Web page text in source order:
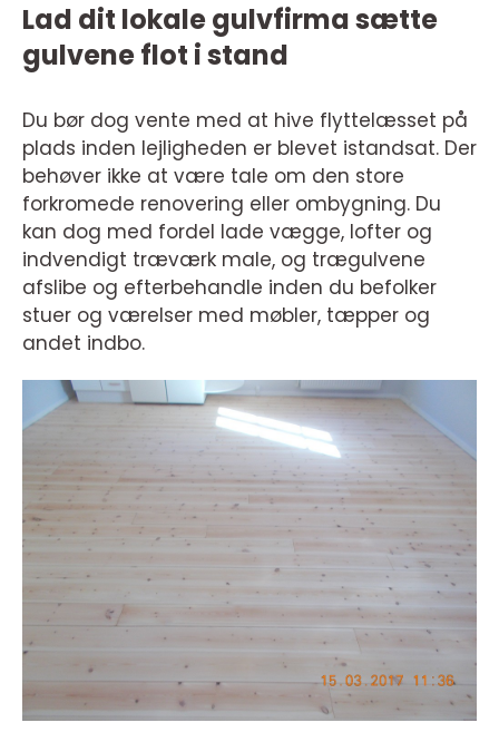
Lad dit lokale gulvfirma sætte
gulvene flot i stand
Du bør dog vente med at hive flyttelæsset på
plads inden lejligheden er blevet istandsat. Der
behøver ikke at være tale om den store
forkromede renovering eller ombygning. Du
kan dog med fordel lade vægge, lofter og
indvendigt træværk male, og trægulvene
afslibe og efterbehandle inden du befolker
stuer og værelser med møbler, tæpper og
andet indbo.